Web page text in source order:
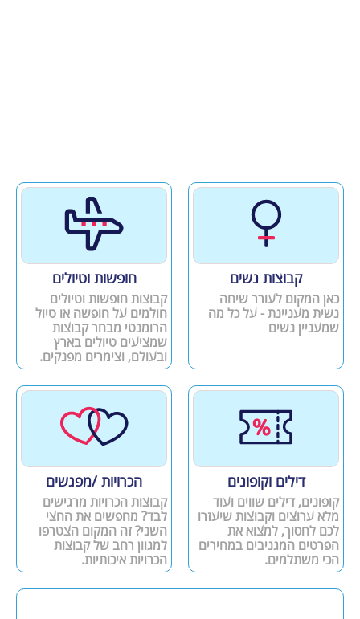
קבוצות נשים
כאן המקום לעורר שיחה
נשית מעניינת - על כל מה
שמעניין נשים
חופשות וטיולים
קבוצות חופשות וטיולים
חולמים על חופשה או טיול
הרומנטי מבחר קבוצות
שמציעים טיולים בארץ
ובעולם, וצימרים מפנקים.
דילים וקופונים
קופונים, דילים שווים ועוד
מלא ערוצים וקבוצות שיעזרו
לכם לחסוך, למצוא את
הפרטים המגניבים במחירים
הכי משתלמים.
הכרויות /מפגשים
קבוצות הכרויות מרגישים
לבד? מחפשים את החצי
השני? זה המקום הצטרפו
למגוון רחב של קבוצות
הכרויות איכותיות.